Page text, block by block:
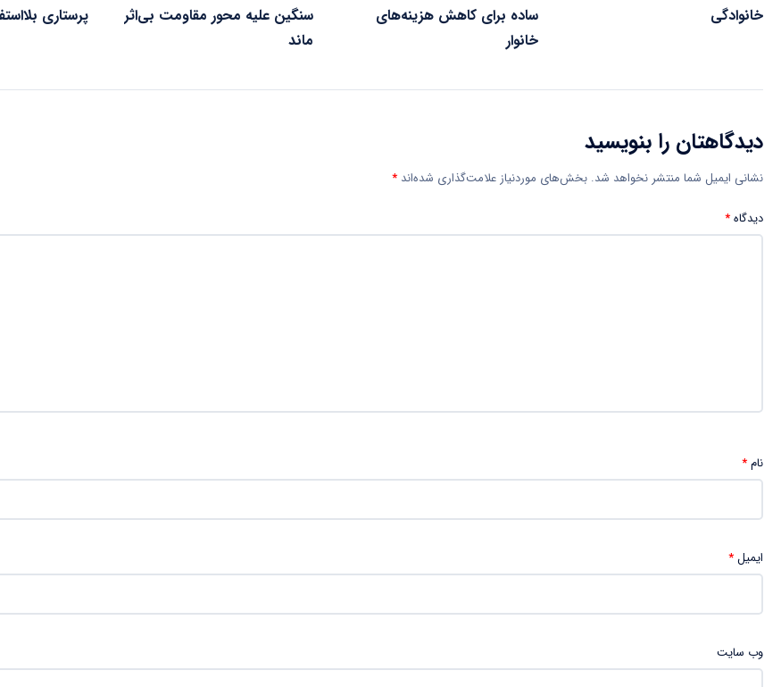
خانوادگی
ساده برای کاهش هزینه‌های
خانوار
سنگین علیه محور مقاومت بی‌اثر
ماند
پرستاری
دیدگاهتان را بنویسید
نشانی ایمیل شما منتشر نخواهد شد. بخش‌های موردنیاز علامت‌گذاری شده‌اند *
دیدگاه*
نام*
ایمیل*
وب‌ سایت